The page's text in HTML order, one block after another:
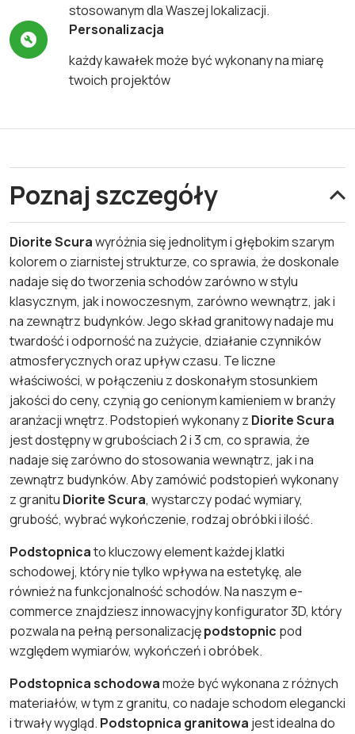
stosowanym dla Waszej lokalizacji.
Personalizacja
każdy kawałek może być wykonany na miarę
twoich projektów
Poznaj szczegóły
Diorite Scurawyróżnia się jednolitym i głębokim szarym
kolorem o ziarnistej strukturze, co sprawia, że doskonale
nadaje się do tworzenia schodów zarówno w stylu
klasycznym, jak i nowoczesnym, zarówno wewnątrz, jak i
na zewnątrz budynków. Jego skład granitowy nadaje mu
twardość i odporność na zużycie, działanie czynników
atmosferycznych oraz upływ czasu. Te liczne
właściwości, w połączeniu z doskonałym stosunkiem
jakości do ceny, czynią go cenionym kamieniem w branży
aranżacji wnętrz. Podstopień wykonany z Diorite Scura
jest dostępny w grubościach 2 i 3 cm, co sprawia, że
nadaje się zarówno do stosowania wewnątrz, jak i na
zewnątrz budynków. Aby zamówić podstopień wykonany
z granitu Diorite Scura, wystarczy podać wymiary,
grubość, wybrać wykończenie, rodzaj obróbki i ilość.
Podstopnicato kluczowy element każdej klatki
schodowej, który nie tylko wpływa na estetykę, ale
również na funkcjonalność schodów. Na naszym e-
commerce znajdziesz innowacyjny konfigurator 3D, który
pozwala na pełną personalizacjępodstopnic pod
względem wymiarów, wykończeń i obróbek.
Podstopnica schodowamoże być wykonana z różnych
materiałów, w tym z granitu, co nadaje schodom elegancki
i trwały wygląd. Podstopnica granitowa jest idealna do